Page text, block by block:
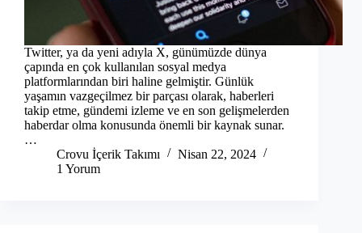
Twitter, ya da yeni adıyla X, günümüzde dünya
çapında en çok kullanılan sosyal medya
platformlarından biri haline gelmiştir. Günlük
yaşamın vazgeçilmez bir parçası olarak, haberleri
takip etme, gündemi izleme ve en son gelişmelerden
haberdar olma konusunda önemli bir kaynak sunar.
…
Crovu İçerik Takımı
Nisan 22, 2024
1 Yorum